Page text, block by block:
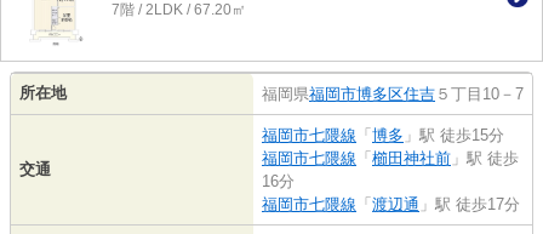
7階 / 2LDK / 67.20㎡
所在地 福岡県福岡市博多区住吉 ５丁目10－7
交通
福岡市七隈線 「 博多 」駅 徒歩15分
福岡市七隈線 「 櫛田神社前 」駅 徒歩
16分
福岡市七隈線 「 渡辺通 」駅 徒歩17分